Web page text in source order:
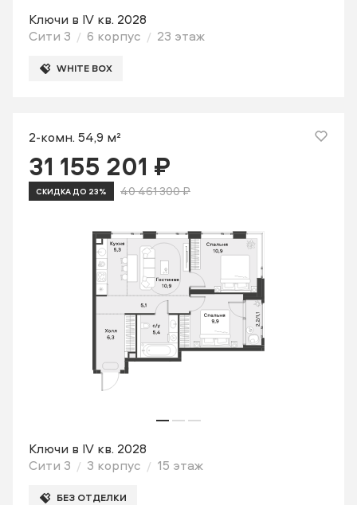
Ключи в IV кв. 2028
Сити 3
6 корпус 23 этаж
WHITE BOX
2-комн. 54,9 м²
31 155 201 ₽
СКИДКА ДО 23% 40 461 300 ₽
Ключи в IV кв. 2028
Сити 3
3 корпус 15 этаж
БЕЗ ОТДЕЛКИ